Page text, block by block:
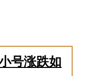
号涨跌如